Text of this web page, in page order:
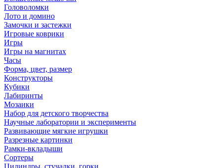
Головоломки
Лото и домино
Замочки и застежки
Игровые коврики
Игры
Игры на магнитах
Часы
Форма, цвет, размер
Конструкторы
Кубики
Лабиринты
Мозаики
Набор для детского творчества
Научные лаборатории и эксперименты
Развивающие мягкие игрушки
Разрезные картинки
Рамки-вкладыши
Сортеры
Цилиндры, стучалки, горки